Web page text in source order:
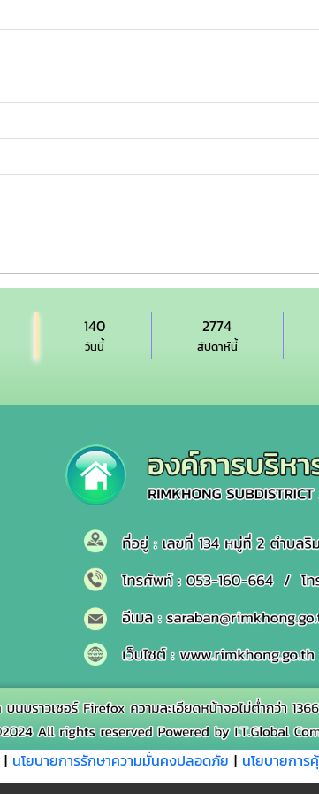
วันนี้
140
สัปดาห์นี้
2774
| นโยบายการรักษาความมั่นคงปลอดภัย | นโยบายกา